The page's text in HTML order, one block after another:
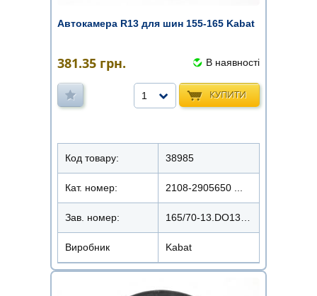
Автокамера R13 для шин 155-165 Kabat
381.35 грн. В наявності
КУПИТИ
1
Код товару: 38985
Кат. номер: 2108-2905650 ...
Зав. номер:
Виробник Kabat